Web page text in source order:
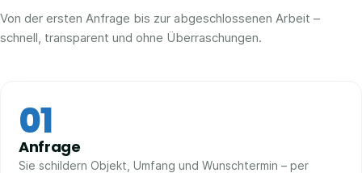
Von der ersten Anfrage bis zur abgeschlossenen Arbeit –
schnell, transparent und ohne Überraschungen.
01
Anfrage
Sie schildern Objekt, Umfang und Wunschtermin – per